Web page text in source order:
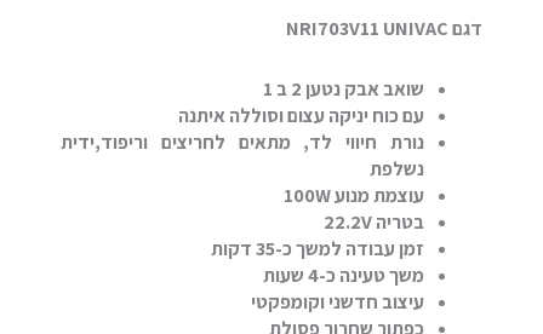
דגם NRI703V11 UNIVAC
שואב אבק נטען 2 ב 1
עם כוח יניקה עצום וסוללה איתנה
נורת חיווי לד, מתאים לחריצים וריפוד,ידית
נשלפת
עוצמת מנוע 100W
בטריה 22.2V
זמן עבודה למשך כ-35 דקות
משך טעינה כ-4 שעות
עיצוב חדשני וקומפקטי